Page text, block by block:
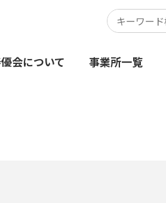
会について 事業所一覧